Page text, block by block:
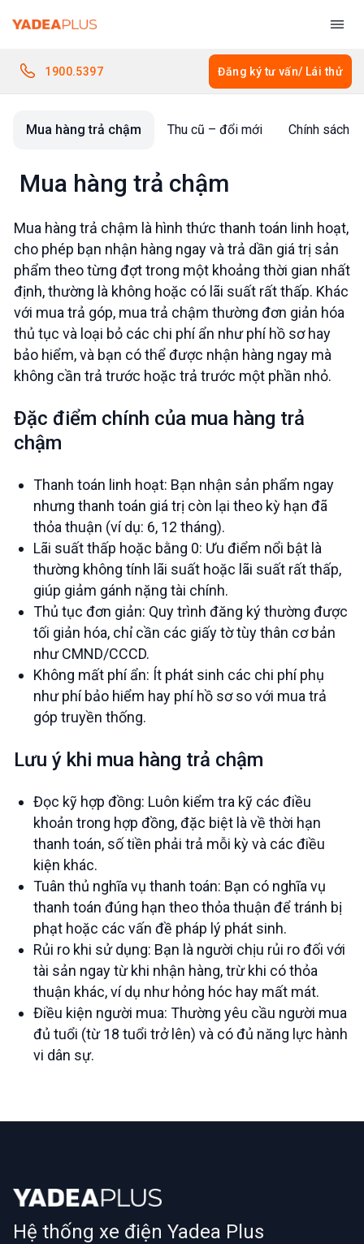
qua
dung
1900.5397 Đăng ký tư vấn/ Lái thử
Mua hàng trả chậm Thu cũ – đổi mới Chính sách
Mua hàng trả chậm
Mua hàng trả chậm là hình thức thanh toán linh hoạt,
cho phép bạn nhận hàng ngay và trả dần giá trị sản
phẩm theo từng đợt trong một khoảng thời gian nhất
định, thường là không hoặc có lãi suất rất thấp. Khác
với mua trả góp, mua trả chậm thường đơn giản hóa
thủ tục và loại bỏ các chi phí ẩn như phí hồ sơ hay
bảo hiểm, và bạn có thể được nhận hàng ngay mà
không cần trả trước hoặc trả trước một phần nhỏ.
Đặc điểm chính của mua hàng trả
chậm
Thanh toán linh hoạt: Bạn nhận sản phẩm ngay
nhưng thanh toán giá trị còn lại theo kỳ hạn đã
thỏa thuận (ví dụ: 6, 12 tháng).
Lãi suất thấp hoặc bằng 0: Ưu điểm nổi bật là
thường không tính lãi suất hoặc lãi suất rất thấp,
giúp giảm gánh nặng tài chính.
Thủ tục đơn giản: Quy trình đăng ký thường được
tối giản hóa, chỉ cần các giấy tờ tùy thân cơ bản
như CMND/CCCD.
Không mất phí ẩn: Ít phát sinh các chi phí phụ
như phí bảo hiểm hay phí hồ sơ so với mua trả
góp truyền thống.
Lưu ý khi mua hàng trả chậm
Đọc kỹ hợp đồng: Luôn kiểm tra kỹ các điều
khoản trong hợp đồng, đặc biệt là về thời hạn
thanh toán, số tiền phải trả mỗi kỳ và các điều
kiện khác.
Tuân thủ nghĩa vụ thanh toán: Bạn có nghĩa vụ
thanh toán đúng hạn theo thỏa thuận để tránh bị
phạt hoặc các vấn đề pháp lý phát sinh.
Rủi ro khi sử dụng: Bạn là người chịu rủi ro đối với
tài sản ngay từ khi nhận hàng, trừ khi có thỏa
thuận khác, ví dụ như hỏng hóc hay mất mát.
Điều kiện người mua: Thường yêu cầu người mua
đủ tuổi (từ 18 tuổi trở lên) và có đủ năng lực hành
vi dân sự.
Hệ thống xe điện Yadea Plus